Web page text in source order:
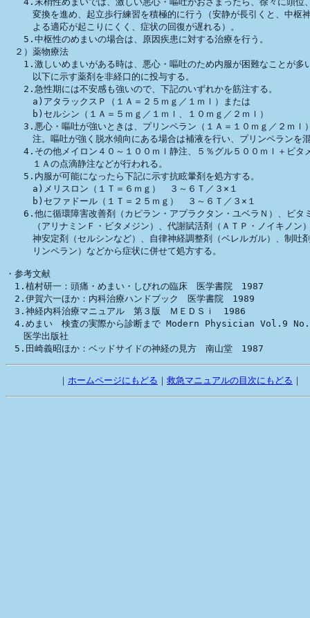
変換を進め、起立歩行練習を積極的に行う（安静が長引くと、中枢
よる適応が起こりにくく、症状の回復が遅れる）。
5.中枢性のめまいの場合は、原因疾患に対する治療を行う。
２）薬物療法
1.激しいめまいがある時は、悪心・嘔吐のため内服が困難なことが多
以下に示す薬剤を非経口的に投与する。
2.急性期には不安感も強いので、下記のいずれかを筋注する。
a)アタラックスＰ（１Ａ＝２５ｍｇ／１ｍｌ）または
b)セルシン（１Ａ＝５ｍｇ／１ｍｌ、１０ｍｇ／２ｍｌ）
3.悪心・嘔吐が強いときは、プリンペラン（１Ａ＝１０ｍｇ／２ｍｌ
注。嘔吐が強く脱水傾向にある場合は補液を行い、プリンペランを
4.その他メイロン４０～１００ｍｌ静注、５％グル５００ｍｌ＋ビタ
１Ａの点滴静注などが行われる。
5.内服が可能になったら下記に示す抗眩暈剤を処方する。
a)メリスロン（１Ｔ＝６ｍｇ）　３～６Ｔ／３×１
b)セファドール（１Ｔ＝２５ｍｇ）　３～６Ｔ／３×１
6.他に循環障害改善剤（カピラン・アプラクタン・ユベラＮ）、ビタ
（アリナミンＦ・ビタメジン）、代謝賦活剤（ＡＴＰ・ノイキノン
神安定剤（セルシンなど）、自律神経調整剤（ベレルガル）、制吐
リンペラン）などから症状に併せて処方する。
・参考文献
1.植村研一：頭痛・めまい・しびれの臨床　医学書院　1987
2.伊賀六一ほか：内科治療ハンドブック　医学書院　1989
3.神経内科治療マニュアル　第３版　ＭＥＤＳｉ　1986
4.めまい　検査の実際から診断まで Modern Physician Vol.9
医学出版社
｜ ホームページにもどる ｜ 救急マニュアルの目次にもどる ｜